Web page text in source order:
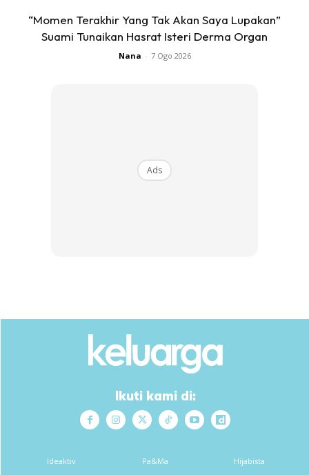
Ads
“Momen Terakhir Yang Tak Akan Saya Lupakan”
Suami Tunaikan Hasrat Isteri Derma Organ
Nana - 7 Ogo 2026
Ads
Ikuti kami di:
Ideaktiv Pa&Ma Hijabista